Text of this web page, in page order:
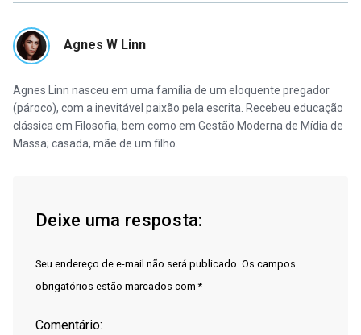
Agnes W Linn
Agnes Linn nasceu em uma família de um eloquente pregador
(pároco), com a inevitável paixão pela escrita. Recebeu educação
clássica em Filosofia, bem como em Gestão Moderna de Mídia de
Massa; casada, mãe de um filho.
Deixe uma resposta:
Seu endereço de e-mail não será publicado. Os campos
obrigatórios estão marcados com *
Comentário: